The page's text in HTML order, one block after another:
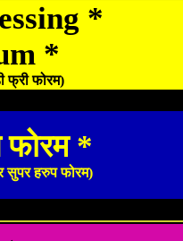
*
*
फ्री फोरम)
फोरम *
सुपर हरुप फोरम)